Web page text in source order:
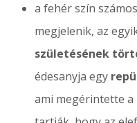
a fehér szín
megjelenik, az
születésének
édesanyja egy
ami megérintette